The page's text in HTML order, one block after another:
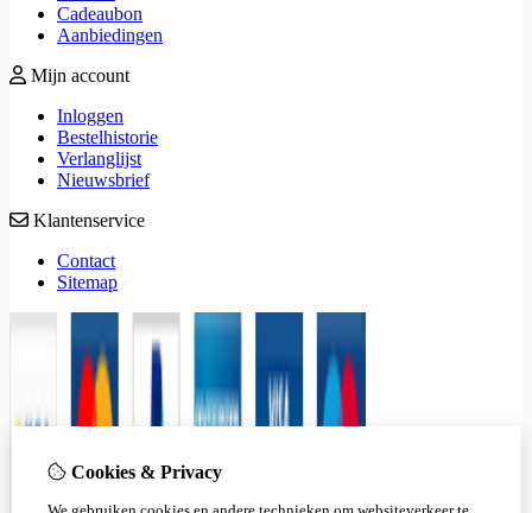
Cadeaubon
Aanbiedingen
Mijn account
Inloggen
Bestelhistorie
Verlanglijst
Nieuwsbrief
Klantenservice
Contact
Sitemap
Cookies & Privacy